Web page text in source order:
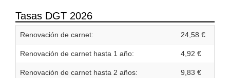
Tasas DGT 2026
Renovación de carnet: 24,58 €
Renovación de carnet hasta 1 año: 4,92 €
Renovación de carnet hasta 2 años: 9,83 €